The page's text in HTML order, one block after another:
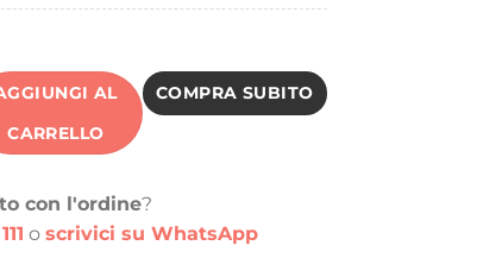
AL
CARRELLO
COMPRA SUBITO
con l'ordine?
o scrivici su WhatsApp